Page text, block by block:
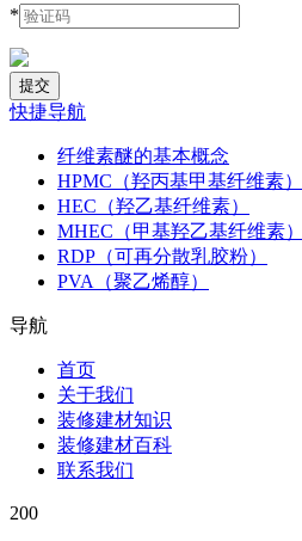
*
快捷导航
纤维素醚的基本概念
HPMC（羟丙基甲基纤维素）
HEC（羟乙基纤维素）
MHEC（甲基羟乙基纤维素）
RDP（可再分散乳胶粉）
PVA（聚乙烯醇）
导航
首页
关于我们
装修建材知识
装修建材百科
联系我们
200